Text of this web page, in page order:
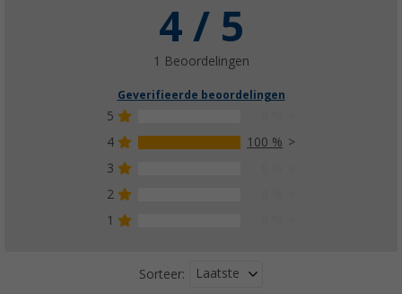
4 / 5
1 Beoordelingen
Geverifieerde beoordelingen
5
4
100 %
3
2
1
Sorteer: Laatste